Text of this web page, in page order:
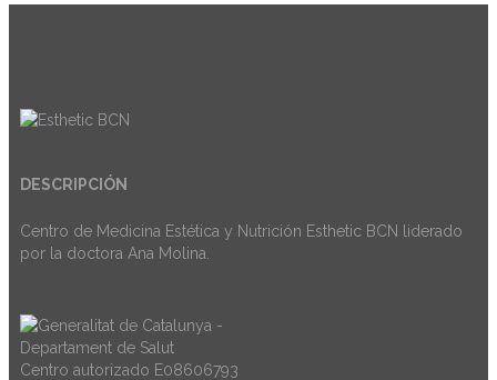
DESCRIPCIÓN
Centro de Medicina Estética y Nutrición Esthetic BCN liderado
por la doctora Ana Molina.
Centro autorizado E08606793